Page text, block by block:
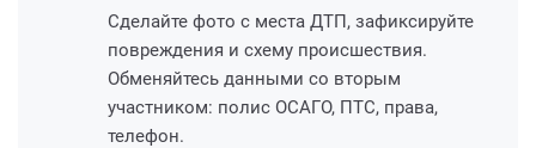
Сделайте фото с места ДТП, зафиксируйте
повреждения и схему происшествия.
Обменяйтесь данными со вторым
участником: полис ОСАГО, ПТС, права,
телефон.